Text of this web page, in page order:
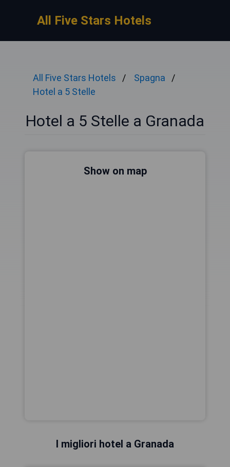
All Five Stars Hotels
All Five Stars Hotels
Spagna
Hotel a 5 Stelle
Hotel a 5 Stelle a Granada
Show on map
I migliori hotel a Granada